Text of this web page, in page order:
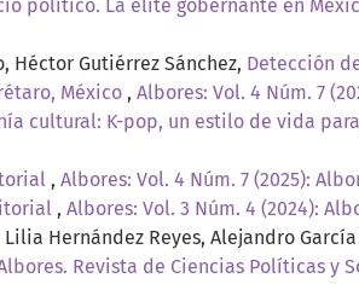
político. La élite gobernante en
Héctor Gutiérrez Sánchez, Detección
México , Albores: Vol. 4 Núm. 7
cultural: K-pop, un estilo de vida
, Albores: Vol. 4 Núm. 7 (2025):
, Albores: Vol. 3 Núm. 4 (2024):
Hernández Reyes, Alejandro García
Revista de Ciencias Políticas y